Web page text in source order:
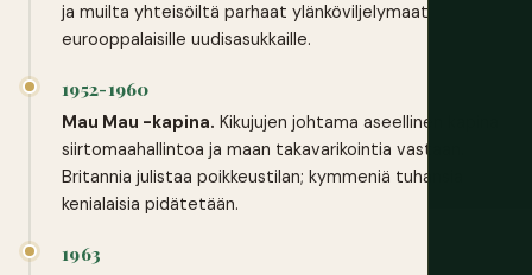
ja muilta yhteisöiltä parhaat ylänköviljelymaat
eurooppalaisille uudisasukkaille.
1952-1960
Mau Mau -kapina. Kikujujen johtama aseellinen kapina
siirtomaahallintoa ja maan takavarikointia vastaan.
Britannia julistaa poikkeustilan; kymmeniä tuhansia
kenialaisia pidätetään.
1963